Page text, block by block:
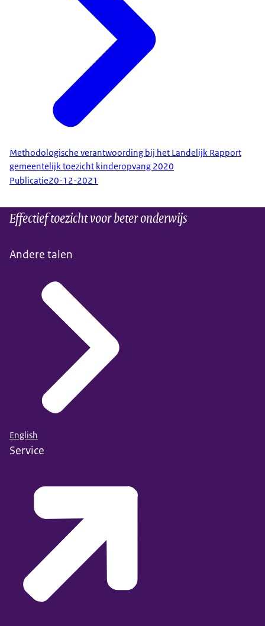
Methodologische verantwoording bij het Landelijk Rapport
gemeentelijk toezicht kinderopvang 2020
Publicatie20-12-2021
Effectief toezicht voor beter onderwijs
Andere talen
English
Service